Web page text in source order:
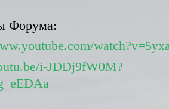
Форума:
i-JDDj9fW0M?